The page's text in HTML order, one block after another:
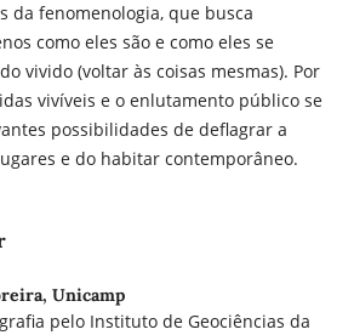
da fenomenologia, que busca
como eles são e como eles se
vivido (voltar às coisas mesmas). Por
vivíveis e o enlutamento público se
possibilidades de deflagrar a
e do habitar contemporâneo.
Unicamp
pelo Instituto de Geociências da